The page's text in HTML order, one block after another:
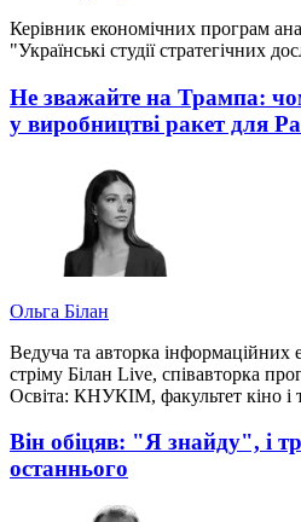
Керівник економічних програм
"Українські студії стратегічних
Не зважайте на Трампа:
у виробництві ракет для
Ольга Білан
Ведуча та авторка інформаційних
стріму Білан Live, співавторка
Освіта: КНУКІМ, факультет кіно і
Він обіцяв: "Я знайду", і
останнього